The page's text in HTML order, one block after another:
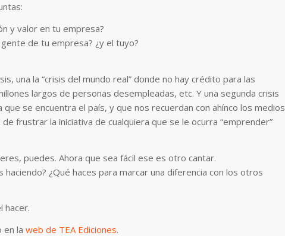
y valor en tu empresa?
de tu empresa? ¿y el tuyo?
una la “crisis del mundo real” donde no hay crédito para las
largos de personas desempleadas, etc. Y una segunda crisis
que se encuentra el país, y que nos recuerdan con ahínco los medios
frustrar la iniciativa de cualquiera que se le ocurra “emprender”
puedes. Ahora que sea fácil ese es otro cantar.
¿Qué haces para marcar una diferencia con los otros
hacer.
en la web de TEA Ediciones.